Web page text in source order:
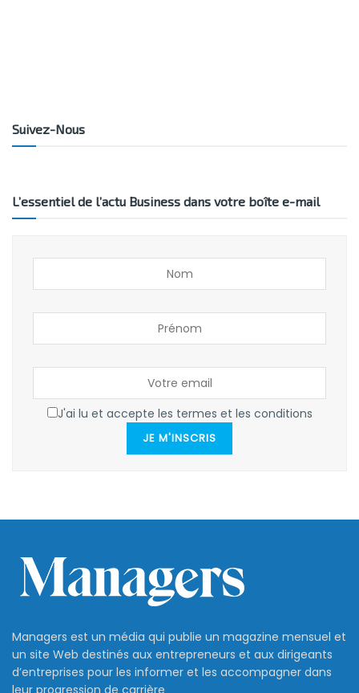
Suivez-Nous
L’essentiel de l’actu Business dans votre boîte e-mail
J'ai lu et accepte les termes et les conditions
JE M'INSCRIS
Managers est un média qui publie un magazine mensuel et
un site Web destinés aux entrepreneurs et aux dirigeants
d’entreprises pour les informer et les accompagner dans